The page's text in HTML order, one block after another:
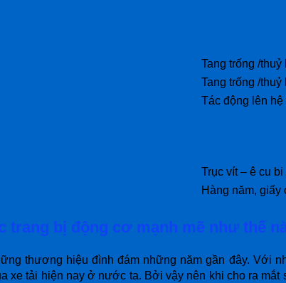
Tang trống /
Tang trống /
Tác động lên
Trục vít – ê cu
Hàng năm,
trang bị động cơ mạnh mẽ như thế
thương hiệu đình đám những năm gần đây. Với
xe tải hiện nay ở nước ta. Bởi vậy nên khi cho ra